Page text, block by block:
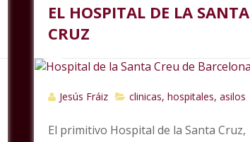
EL HOSPITAL DE LA SANTA
CRUZ
Jesús Fráiz clinicas, hospitales, asilos
El primitivo Hospital de la Santa Cruz,